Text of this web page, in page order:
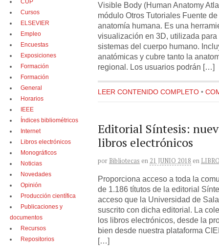
Visible Body (Human Anatomy
módulo Otros Tutoriales Fuente
anatomía humana. Es una
visualización en 3D, utilizada
sistemas del cuerpo humano.
anatómicas y cubre tanto la
regional. Los usuarios podrán […]
LEER CONTENIDO COMPLETO •
Editorial Síntesis:
libros electrónicos
por Bibliotecas en 21 JUNIO 2018 en
Proporciona acceso a toda la
de 1.186 títutos de la editorial
acceso que la Universidad de
suscrito con dicha editorial. La
los libros electrónicos, desde la
bien desde nuestra plataforma
[…]
CUP
Cursos
ELSEVIER
Empleo
Encuestas
Exposiciones
Formación
Formación
General
Horarios
IEEE
Índices bibliométricos
Internet
Libros electrónicos
Monográficos
Noticias
Novedades
Opinión
Producción científica
Publicaciones y
documentos
Recursos
Repositorios